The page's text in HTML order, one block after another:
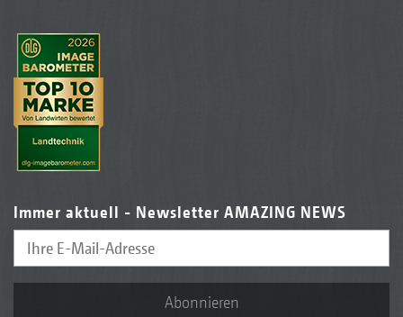
Immer aktuell - Newsletter AMAZING NEWS
Abonnieren